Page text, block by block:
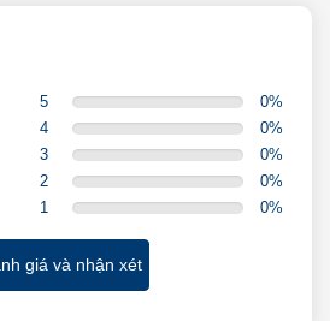
5 0%
4
0%
3
0%
2
0%
1
0%
giá và nhận xét